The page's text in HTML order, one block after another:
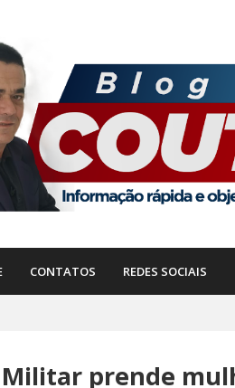
CONTATOS REDES SOCIAIS
Militar prende